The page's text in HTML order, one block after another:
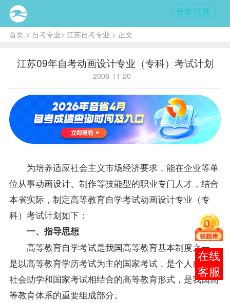
登录/注册
首页> 自考专业> 江苏自考专业 > 正文
江苏09年自考动画设计专业（专科）考试计划
2008-11-20
为培养适应社会主义市场经济要求，能在企业等单
位从事动画设计、制作等技能型的职业专门人才，结合
本省实际，制定高等教育自学考试动画设计专业（专
科）考试计划如下：
一、 指导思想
高等教育自学考试是我国高等教育基本制度之一，
是以高等教育学历考试为主的国家考试，是个人自学、
社会助学和国家考试相结合的高等教育形式，是我国高
等教育体系的重要组成部分。
报考
咨询